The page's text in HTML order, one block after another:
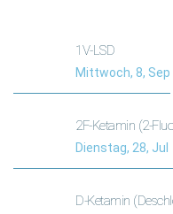
1V-LSD
Mittwoch, 8, Sep
2F-Ketamin (2-
Dienstag, 28, Jul
D-Ketamin